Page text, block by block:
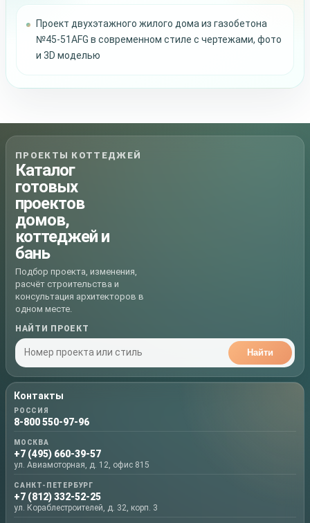
Проект двухэтажного жилого дома из газобетона
№45-51AFG в современном стиле с чертежами, фото
и 3D моделью
ПРОЕКТЫ КОТТЕДЖЕЙ
Каталог
готовых
проектов
домов,
коттеджей и
бань
Подбор проекта, изменения,
расчёт строительства и
консультация архитекторов в
одном месте.
НАЙТИ ПРОЕКТ
Найти
Контакты
РОССИЯ
8-800 550-97-96
МОСКВА
+7 (495) 660-39-57
ул. Авиамоторная, д. 12, офис 815
САНКТ-ПЕТЕРБУРГ
+7 (812) 332-52-25
ул. Кораблестроителей, д. 32, корп. 3